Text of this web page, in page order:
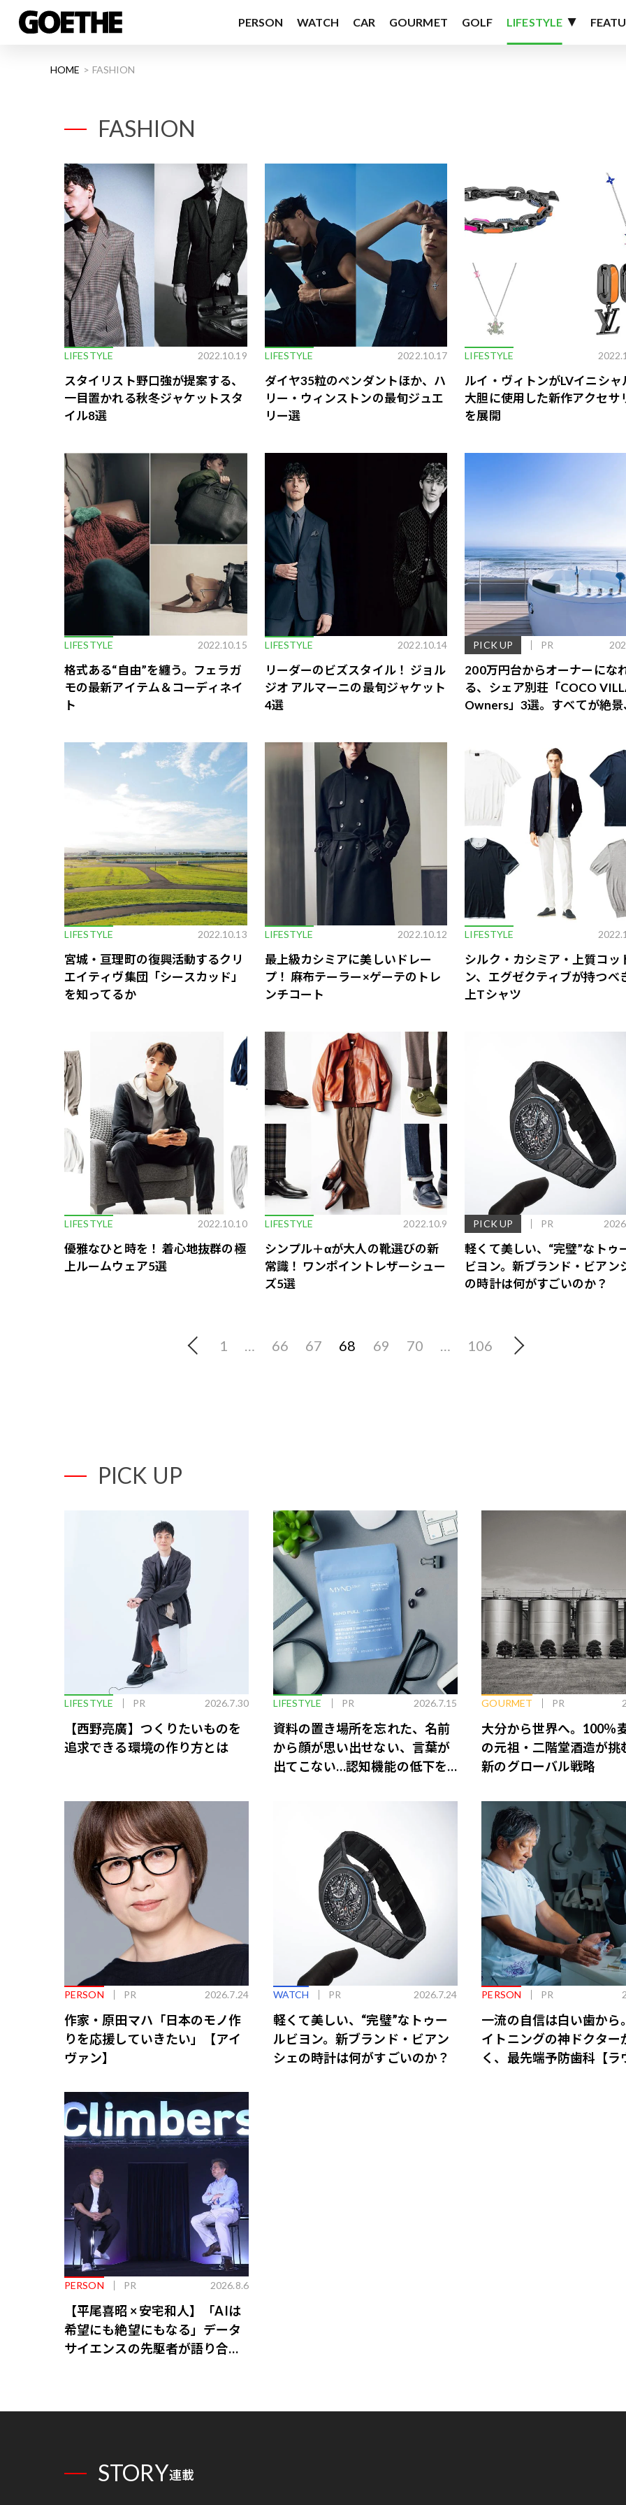
PERSON WATCH CAR GOURMET GOLF LIFESTYLE
HOME FASHION
FASHION
LIFESTYLE 2022.10.19
スタイリスト野口強が提案する、
一目置かれる秋冬ジャケットスタ
イル8選
LIFESTYLE 2022.10.17
ダイヤ35粒のペンダントほか、ハ
リー・ウィンストンの最旬ジュエ
リー選
LIFESTYLE
ルイ・ヴィトンがLVイニシャ
大胆に使用した新作アクセサ
を展開
LIFESTYLE 2022.10.15
格式ある“自由”を纏う。フェラガ
モの最新アイテム＆コーディネイ
ト
LIFESTYLE 2022.10.14
リーダーのビズスタイル！ ジョル
ジオ アルマーニの最旬ジャケット
4選
PICK UP PR
200万円台からオーナーにな
る、シェア別荘「COCO
Owners」3選。すべてが絶景
LIFESTYLE 2022.10.13
宮城・亘理町の復興活動するクリ
エイティヴ集団「シースカッド」
を知ってるか
LIFESTYLE 2022.10.12
最上級カシミアに美しいドレー
プ！ 麻布テーラー×ゲーテのトレ
ンチコート
LIFESTYLE
シルク・カシミア・上質コッ
ン、エグゼクティブが持つべ
上Tシャツ
LIFESTYLE 2022.10.10
優雅なひと時を！ 着心地抜群の極
上ルームウェア5選
LIFESTYLE 2022.10.9
シンプル＋αが大人の靴選びの新
常識！ ワンポイントレザーシュー
ズ5選
PICK UP PR
軽くて美しい、“完璧”なトゥ
ビヨン。新ブランド・ビアン
の時計は何がすごいのか？
1 66 67 68 69 70 106
歌舞伎俳優・尾上右近が休息を過
前列ホテル「UMITO 熱海 別邸」
PICK UP
LIFESTYLE PR 2026.7.30
【西野亮廣】つくりたいものを
追求できる環境の作り方とは
LIFESTYLE PR 2026.7.15
資料の置き場所を忘れた、名前
から顔が思い出せない、言葉が
出てこない…認知機能の低下を
GOURMET PR
大分から世界へ。100％
の元祖・二階堂酒造が挑
新のグローバル戦略
PERSON PR 2026.7.24
作家・原田マハ「日本のモノ作
りを応援していきたい」【アイ
ヴァン】
WATCH PR 2026.7.24
軽くて美しい、“完璧”なトゥー
ルビヨン。新ブランド・ビアン
シェの時計は何がすごいのか？
PERSON PR
一流の自信は白い歯から
イトニングの神ドクター
く、最先端予防歯科【ラ
PERSON PR 2026.8.6
【平尾喜昭 × 安宅和人】「AIは
希望にも絶望にもなる」データ
サイエンスの先駆者が語り合う
STORY連載